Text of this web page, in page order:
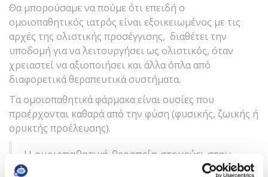
Θα μπορούσαμε να πούμε ότι επειδή ο
ομοιοπαθητικός ιατρός είναι εξοικειωμένος με τις
αρχές της ολιστικής προσέγγισης, διαθέτει την
υποδομή για να λειτουργήσει ως ολιστικός, όταν
χρειαστεί να αξιοποιήσει και άλλα όπλα από
διαφορετικά θεραπευτικά συστήματα.
Τα ομοιοπαθητικά φάρμακα είναι ουσίες που
προέρχονται καθαρά από την φύση (φυσικής, ζωικής ή
ορυκτής προέλευσης).
Η ομοιοπαθητική θεραπεία στοχεύει στην
ενίσχυση του ανοσοποιητικού συστήματος